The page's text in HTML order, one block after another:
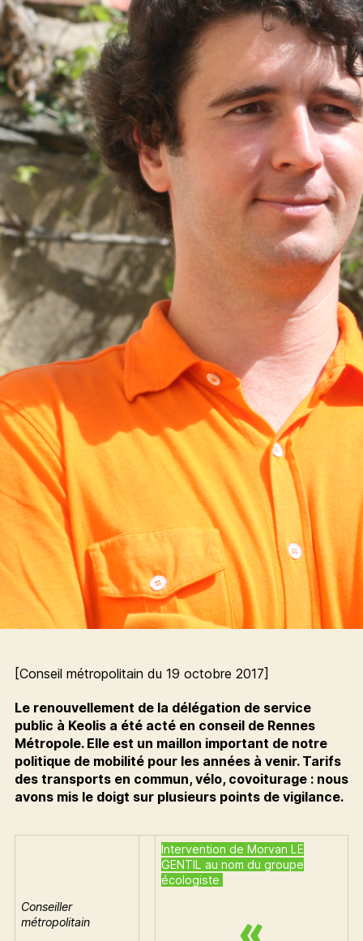
[Conseil métropolitain du 19 octobre 2017]
Le renouvellement de la délégation de service
public à Keolis a été acté en conseil de Rennes
Métropole. Elle est un maillon important de notre
politique de mobilité pour les années à venir. Tarifs
des transports en commun, vélo, covoiturage : nous
avons mis le doigt sur plusieurs points de vigilance.
Conseiller
métropolitain
Intervention de Morvan LE
GENTIL au nom du groupe
écologiste